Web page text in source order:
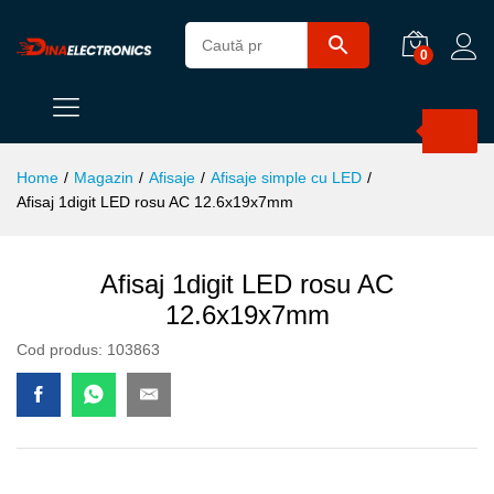
0
Home / Magazin / Afisaje / Afisaje simple cu LED /
Afisaj 1digit LED rosu AC 12.6x19x7mm
Afisaj 1digit LED rosu AC
12.6x19x7mm
Cod produs: 103863